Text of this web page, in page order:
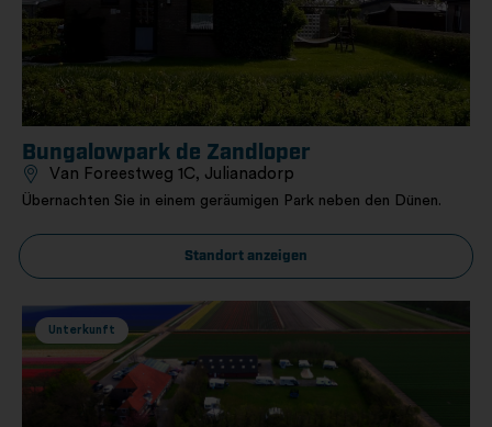
Bungalowpark de Zandloper
Van Foreestweg 1C, Julianadorp
Übernachten Sie in einem geräumigen Park neben den Dünen.
Standort anzeigen
Unterkunft